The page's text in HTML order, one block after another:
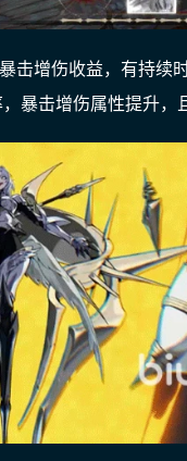
击增伤收益，有持续
暴击增伤属性提升，